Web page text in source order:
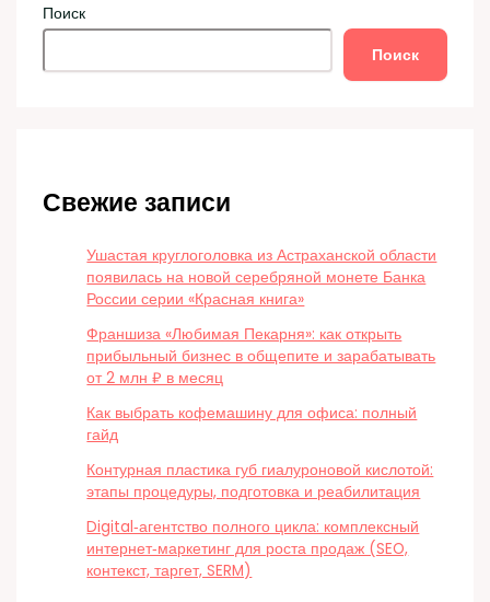
Поиск
Поиск
Свежие записи
Ушастая круглоголовка из Астраханской области
появилась на новой серебряной монете Банка
России серии «Красная книга»
Франшиза «Любимая Пекарня»: как открыть
прибыльный бизнес в общепите и зарабатывать
от 2 млн ₽ в месяц
Как выбрать кофемашину для офиса: полный
гайд
Контурная пластика губ гиалуроновой кислотой:
этапы процедуры, подготовка и реабилитация
Digital‑агентство полного цикла: комплексный
интернет‑маркетинг для роста продаж (SEO,
контекст, таргет, SERM)